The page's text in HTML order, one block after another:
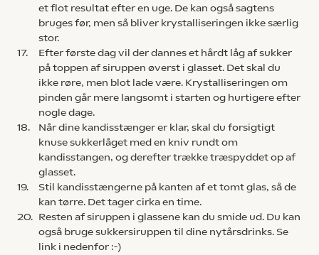
et flot resultat efter en uge. De kan også sagtens
bruges før, men så bliver krystalliseringen ikke særlig
stor.
17.
Efter første dag vil der dannes et hårdt låg af sukker
på toppen af siruppen øverst i glasset. Det skal du
ikke røre, men blot lade være. Krystalliseringen om
pinden går mere langsomt i starten og hurtigere efter
nogle dage.
18.
Når dine kandisstænger er klar, skal du forsigtigt
knuse sukkerlåget med en kniv rundt om
kandisstangen, og derefter trække træspyddet op af
glasset.
19.
Stil kandisstængerne på kanten af et tomt glas, så de
kan tørre. Det tager cirka en time.
20. Resten af siruppen i glassene kan du smide ud. Du kan
også bruge sukkersiruppen til dine nytårsdrinks. Se
link i nedenfor :-)